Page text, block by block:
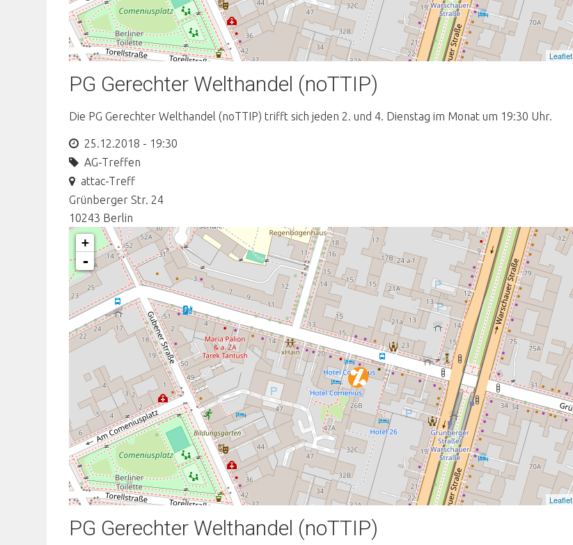
Leaflet
PG Gerechter Welthandel (noTTIP)
Die PG Gerechter Welthandel (noTTIP) trifft sich jeden 2. und 4. Dienstag im Monat um 19:30 Uhr.
25.12.2018 - 19:30
AG-Treffen
attac-Treff
Grünberger Str. 24
10243 Berlin
+
-
Leaflet
PG Gerechter Welthandel (noTTIP)